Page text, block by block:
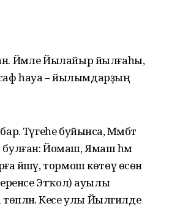
Йәмле Йылайыр йылғаһы,
һауа – йылымдарҙың
Тәүгеһе буйынса, Мәмбәт
Йомаш, Ямаш һәм
йәшәү, тормош көтөү өсөн
Этҡол) ауылы
Кесе улы Йылгилде